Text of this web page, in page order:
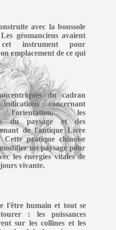
avec la boussole
géomanciens avaient
instrument pour
emplacement de ce qui
du cadran
concernant
l'orientation, les
du paysage et des
de l'antique Livre
Cette pratique chinoise
un paysage pour
les énergies vitales de
vivante.
l'être humain et tout se
: les puissances
sur les collines et les